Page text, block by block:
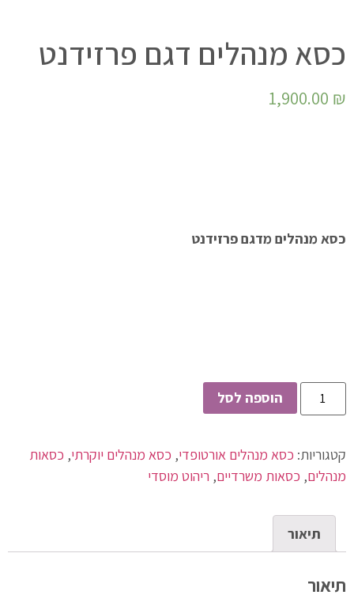
כסא מנהלים דגם פרזידנט
1,900.00 ₪
כסא מנהלים מדגם פרזידנט
הוספה לסל
קטגוריות: כסא מנהלים אורטופדי, כסא מנהלים יוקרתי, כסאות
מנהלים, כסאות משרדיים, ריהוט מוסדי
תיאור
תיאור